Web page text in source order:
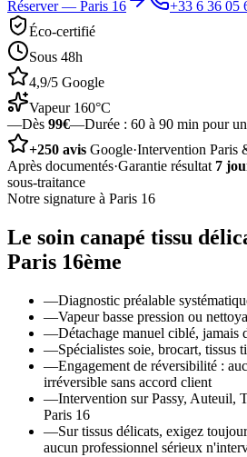
Réserver — Paris 16
+33 6 36 05
Éco-certifié
Sous 48h
4,9/5 Google
Vapeur 160°C
—Dès 99€—Durée : 60 à 90 min pour
+250 avis Google·Intervention Paris
Après documentés·Garantie résultat 7
sous-traitance
Notre signature à Paris 16
Le soin canapé tissu
Paris 16ème
—Diagnostic préalable
—Vapeur basse pression ou
—Détachage manuel ciblé, jamais
—Spécialistes soie, brocart, tissus
—Engagement de réversibilité :
irréversible sans accord client
—Intervention sur Passy, Auteuil,
Paris 16
—Sur tissus délicats, exigez
aucun professionnel sérieux